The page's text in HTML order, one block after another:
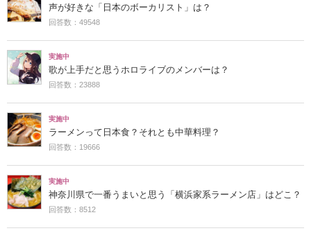
声が好きな「日本のボーカリスト」は？
回答数：49548
実施中
歌が上手だと思うホロライブのメンバーは？
回答数：23888
実施中
ラーメンって日本食？それとも中華料理？
回答数：19666
実施中
神奈川県で一番うまいと思う「横浜家系ラーメン店」はどこ？
回答数：8512